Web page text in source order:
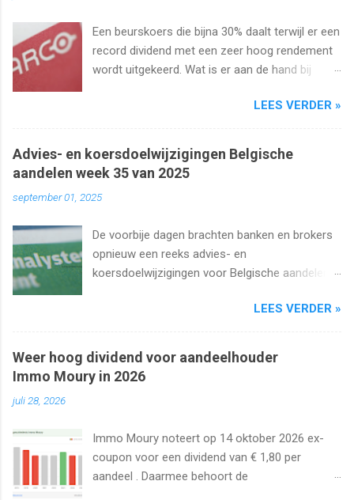
Een beurskoers die bijna 30% daalt terwijl er een
record dividend met een zeer hoog rendement
wordt uitgekeerd. Wat is er aan de hand bij
uiteraard het dividend. Kan dat wel zo hoog
LEES VERDER »
Advies- en koersdoelwijzigingen Belgische
aandelen week 35 van 2025
september 01, 2025
De voorbije dagen brachten banken en brokers
opnieuw een reeks advies- en
koersdoelwijzigingen voor Belgische aandelen.
augustus t/m 1 september 2025 met onder
Ackermans en Van de Velde .
LEES VERDER »
Weer hoog dividend voor aandeelhouder
Immo Moury in 2026
juli 28, 2026
Immo Moury noteert op 14 oktober 2026 ex-
coupon voor een dividend van € 1,80 per
aandeel . Daarmee behoort de